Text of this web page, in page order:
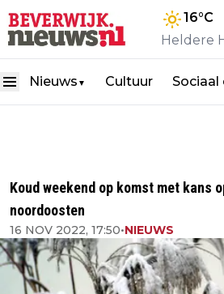
16°C
Heldere
Nieuws ▼ Cultuur Sociaal
Koud weekend op komst met kans
noordoosten
16 NOV 2022, 17:50•NIEUWS